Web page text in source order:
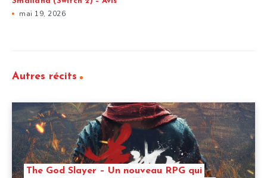
mai 19, 2026
Autres récits
The God Slayer – Un nouveau RPG qui